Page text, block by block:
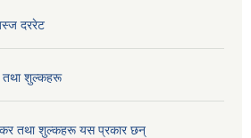
दररेट
शुल्कहरू
तथा शुल्कहरू यस प्रकार छन्